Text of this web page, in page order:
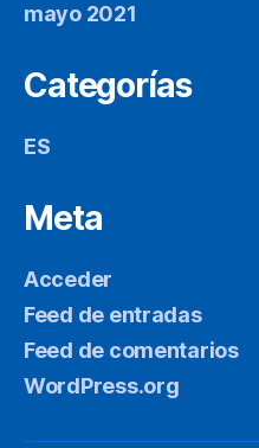
mayo 2021
Categorías
ES
Meta
Acceder
Feed de entradas
Feed de comentarios
WordPress.org